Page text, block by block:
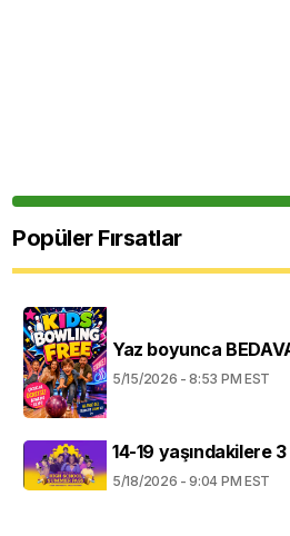
Popüler Fırsatlar
Yaz boyunca
5/15/2026 - 8:53 PM EST
14-19 yaşındakilere
5/18/2026 - 9:04 PM EST